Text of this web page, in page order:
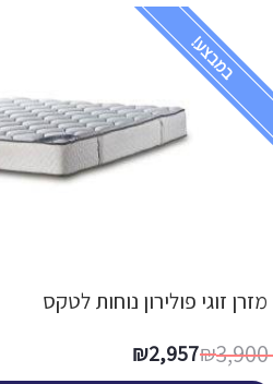
במבצע!
מזרן זוגי פולירון נוחות לטקס
3,900
₪
2,957
₪